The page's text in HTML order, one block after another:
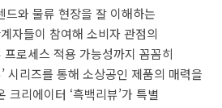
드와 물류 현장을 잘 이해하는
자들이 참여해 소비자 관점의
로세스 적용 가능성까지 꼼꼼히
시리즈를 통해 소상공인 제품의 매력을
크리에이터 ‘흑백리뷰’가 특별